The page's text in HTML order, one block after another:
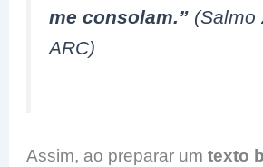
me consolam.” (Salmo
ARC)
Assim, ao preparar umtexto